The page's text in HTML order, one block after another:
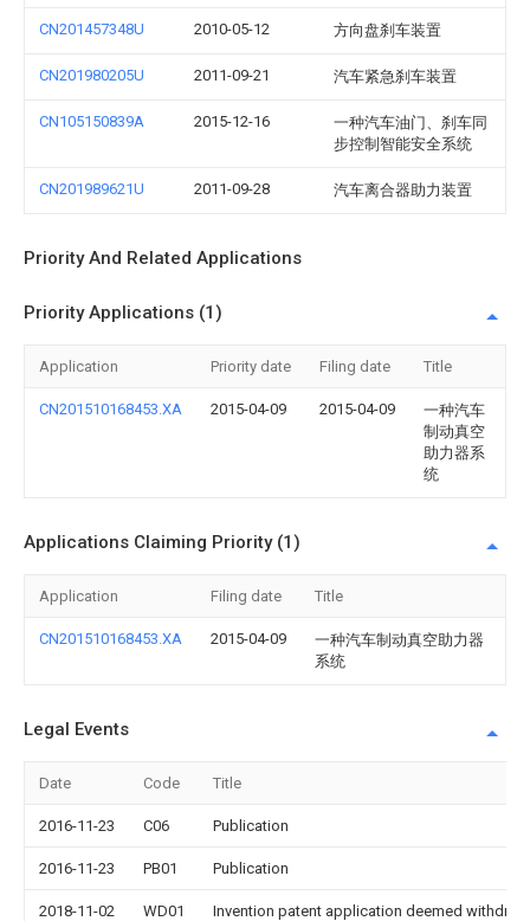
CN201457348U 2010-05-12 方向盘刹车装置
CN201980205U 2011-09-21 汽车紧急刹车装置
CN105150839A 2015-12-16
一种汽车油门、刹车同
步控制智能安全系统
CN201989621U 2011-09-28 汽车离合器助力装置
Priority And Related Applications
Priority Applications (1)
Application Priority date Filing date Title
CN201510168453.XA 2015-04-09 2015-04-09
一种汽车
制动真空
助力器系
统
Applications Claiming Priority (1)
Application Filing date Title
CN201510168453.XA 2015-04-09
一种汽车制动真空助力器
系统
Legal Events
Date Code Title
2016-11-23 C06 Publication
2016-11-23 PB01 Publication
2018-11-02 WD01 Invention patent application deemed